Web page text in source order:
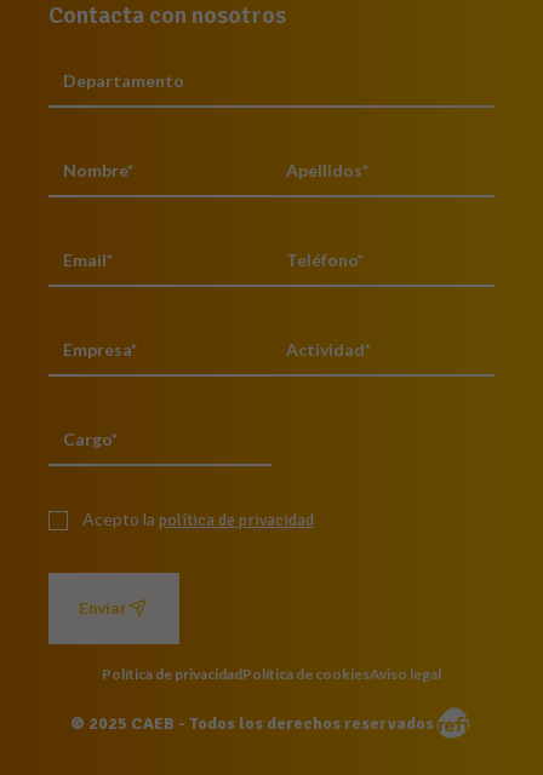
Contacta con nosotros
Acepto la política de privacidad
Enviar
Política de privacidadPolítica de cookiesAviso legal
© 2025 CAEB - Todos los derechos reservados